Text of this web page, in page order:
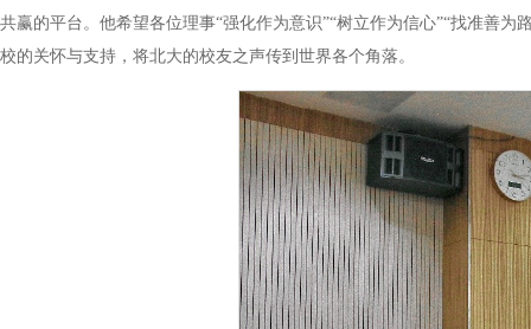
共赢的平台。他希望各位理事“强化作为意识”“树立作为信心”“找准善
校的关怀与支持，将北大的校友之声传到世界各个角落。